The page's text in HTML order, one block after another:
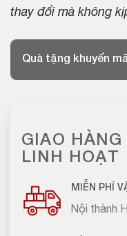
thay đổi mà không
Quà tặng khuyến
GIAO HÀNG
LINH HOẠT
MIỄN PHÍ
Nội thành